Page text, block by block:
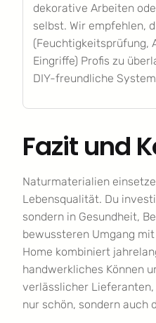
dekorative Arbeiten
selbst. Wir empfehlen,
(Feuchtigkeitsprüfung,
Eingriffe) Profis zu
DIY-freundliche
Fazit und
Naturmaterialien
Lebensqualität. Du
sondern in Gesundheit,
bewussteren Umgang
Home kombiniert
handwerkliches Können
verlässlicher
nur schön, sondern auch